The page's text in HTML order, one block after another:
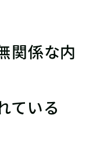
関係な内
ている